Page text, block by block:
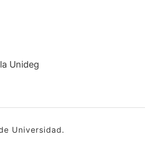
Unideg
Universidad.